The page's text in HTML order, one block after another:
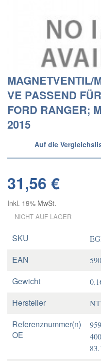
MAGNETVENTIL/
VE PASSEND
FORD RANGER;
2015
Auf die
31,56 €
Inkl. 19% MwSt.
NICHT AUF LAGER
SKU
EAN
Gewicht
Hersteller
Referenznummer(n)
OE